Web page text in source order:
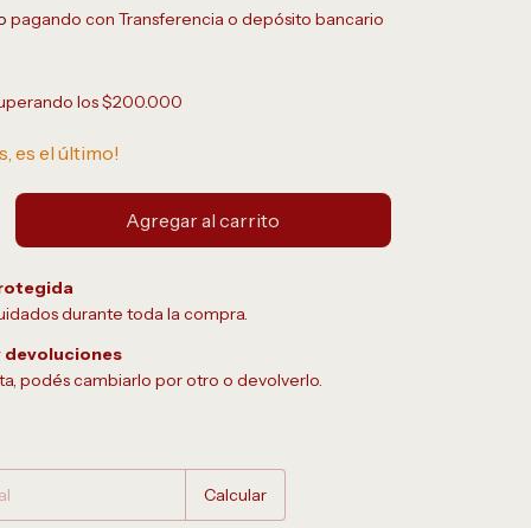
pagando con Transferencia o depósito bancario
los$200.000
es el último!
durante toda la compra.
devoluciones
podés cambiarlo por otro o devolverlo.
Calcular